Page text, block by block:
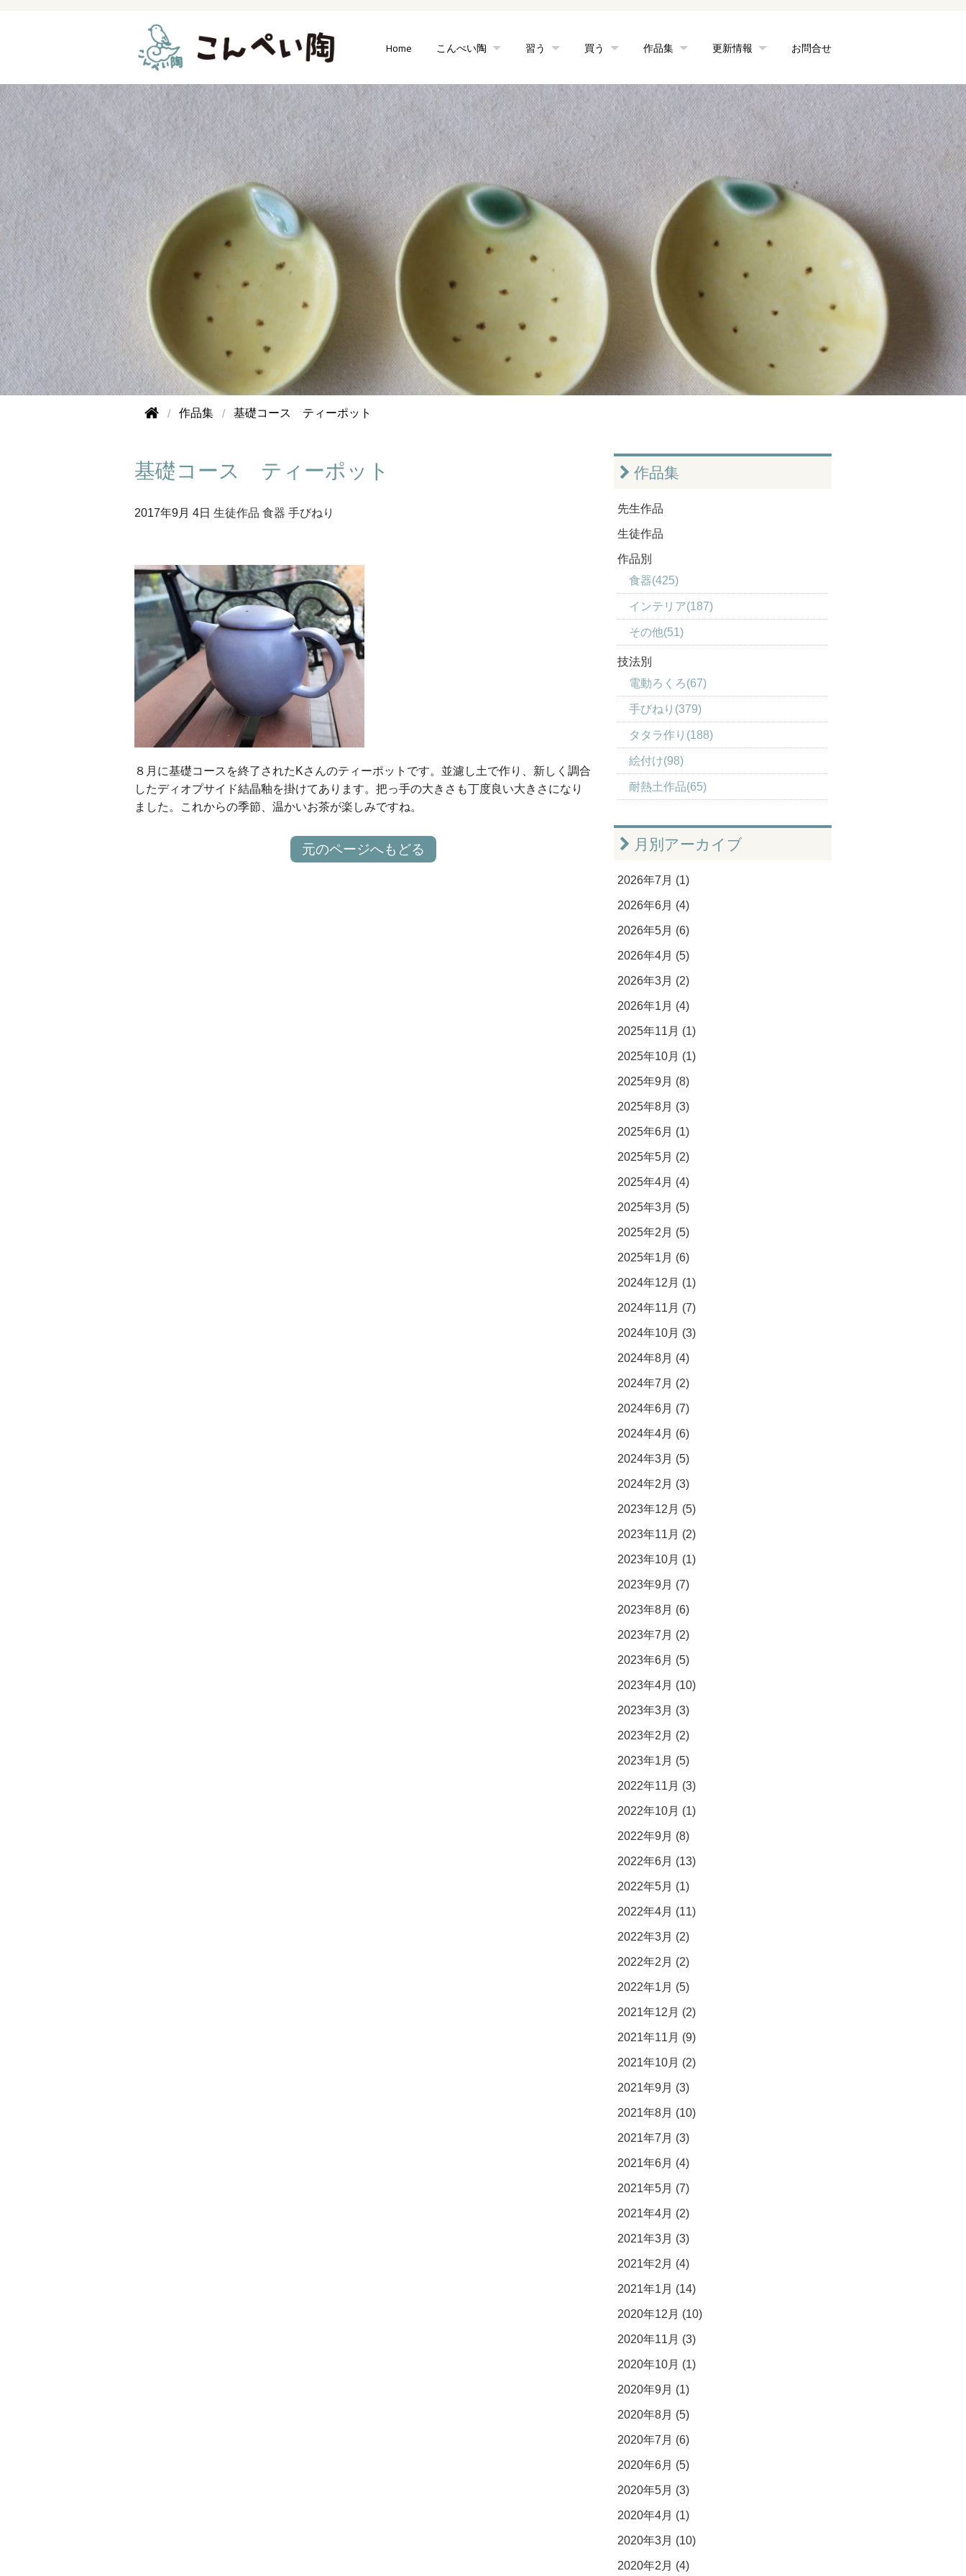
Home こんぺい陶 習う 買う 作品集 更新情報 お問合せ
作品集 基礎コース ティーポット
基礎コース ティーポット
2017年9月 4日 生徒作品 食器 手びねり
８月に基礎コースを終了されたKさんのティーポットです。並濾し土で作り、新しく調合
したディオプサイド結晶釉を掛けてあります。把っ手の大きさも丁度良い大きさになり
ました。これからの季節、温かいお茶が楽しみですね。
元のページへもどる
作品集
先生作品
生徒作品
作品別
食器(425)
インテリア(187)
その他(51)
技法別
電動ろくろ(67)
手びねり(379)
タタラ作り(188)
絵付け(98)
耐熱土作品(65)
月別アーカイブ
2026年7月 (1)
2026年6月 (4)
2026年5月 (6)
2026年4月 (5)
2026年3月 (2)
2026年1月 (4)
2025年11月 (1)
2025年10月 (1)
2025年9月 (8)
2025年8月 (3)
2025年6月 (1)
2025年5月 (2)
2025年4月 (4)
2025年3月 (5)
2025年2月 (5)
2025年1月 (6)
2024年12月 (1)
2024年11月 (7)
2024年10月 (3)
2024年8月 (4)
2024年7月 (2)
2024年6月 (7)
2024年4月 (6)
2024年3月 (5)
2024年2月 (3)
2023年12月 (5)
2023年11月 (2)
2023年10月 (1)
2023年9月 (7)
2023年8月 (6)
2023年7月 (2)
2023年6月 (5)
2023年4月 (10)
2023年3月 (3)
2023年2月 (2)
2023年1月 (5)
2022年11月 (3)
2022年10月 (1)
2022年9月 (8)
2022年6月 (13)
2022年5月 (1)
2022年4月 (11)
2022年3月 (2)
2022年2月 (2)
2022年1月 (5)
2021年12月 (2)
2021年11月 (9)
2021年10月 (2)
2021年9月 (3)
2021年8月 (10)
2021年7月 (3)
2021年6月 (4)
2021年5月 (7)
2021年4月 (2)
2021年3月 (3)
2021年2月 (4)
2021年1月 (14)
2020年12月 (10)
2020年11月 (3)
2020年10月 (1)
2020年9月 (1)
2020年8月 (5)
2020年7月 (6)
2020年6月 (5)
2020年5月 (3)
2020年4月 (1)
2020年3月 (10)
2020年2月 (4)